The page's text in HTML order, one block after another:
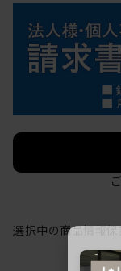
選択中の商品情報